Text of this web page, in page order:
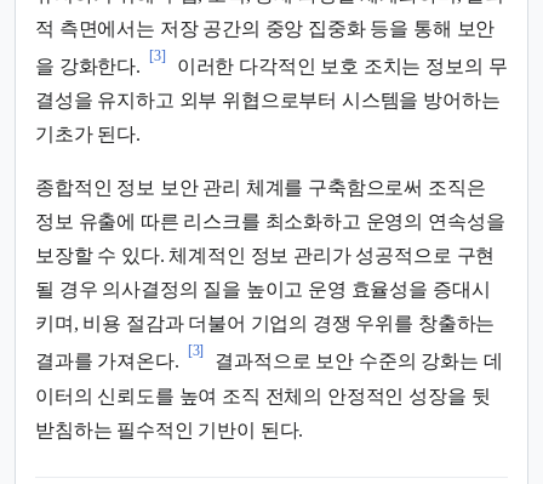
적 측면에서는 저장 공간의 중앙 집중화 등을 통해 보안
을 강화한다.
[3]
이러한 다각적인 보호 조치는 정보의 무
결성을 유지하고 외부 위협으로부터 시스템을 방어하는
기초가 된다.
종합적인 정보 보안 관리 체계를 구축함으로써 조직은
정보 유출에 따른 리스크를 최소화하고 운영의 연속성을
보장할 수 있다. 체계적인 정보 관리가 성공적으로 구현
될 경우 의사결정의 질을 높이고 운영 효율성을 증대시
키며, 비용 절감과 더불어 기업의 경쟁 우위를 창출하는
결과를 가져온다.
[3]
결과적으로 보안 수준의 강화는 데
이터의 신뢰도를 높여 조직 전체의 안정적인 성장을 뒷
받침하는 필수적인 기반이 된다.